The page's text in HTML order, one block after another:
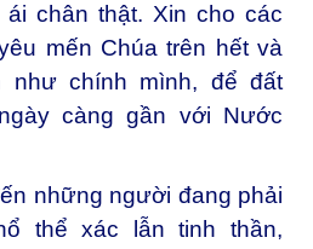
chân thật. Xin cho các
mến Chúa trên hết và
như chính mình, để đất
càng gần với Nước
những người đang phải
thể xác lẫn tinh thần,